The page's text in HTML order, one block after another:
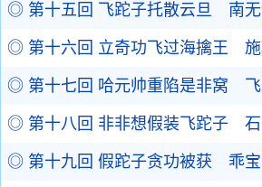
◎ 第十五回 飞跎子托散云旦 南无
◎ 第十六回 立奇功飞过海擒王 施
◎ 第十七回 哈元帅重陷是非窝 飞
◎ 第十八回 非非想假装飞跎子 石
◎ 第十九回 假跎子贪功被获 乖宝